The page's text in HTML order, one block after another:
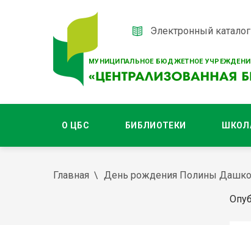
МУНИЦИПАЛЬНОЕ БЮДЖЕТНОЕ
Электронный каталог
О ЦБС БИБЛИОТЕКИ
Главная День рождения Полины